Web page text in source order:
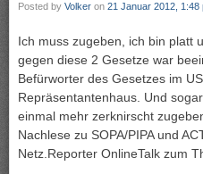
Posted by Volker on 21 Januar 2012, 1:48
Ich muss zugeben, ich bin platt
gegen diese 2 Gesetze war
Befürworter des Gesetzes im
Repräsentantenhaus. Und
einmal mehr zerknirscht
Nachlese zu SOPA/PIPA und
Netz.Reporter OnlineTalk zum